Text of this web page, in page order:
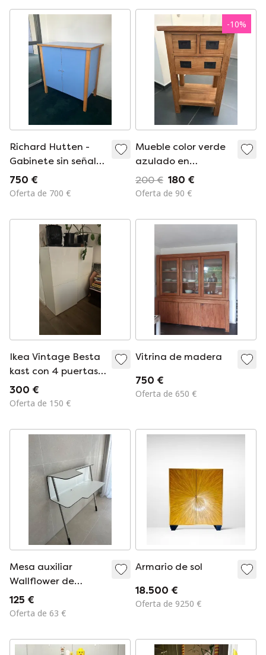
Mortex
Richard Hutten -
Gabinete sin señales
de diseño
750 €
Oferta de 700 €
-10%
Mueble color verde
azulado en
perfecto estado
200 € 180 €
Oferta de 90 €
Ikea Vintage Besta
kast con 4 puertas
abiertas
300 €
Oferta de 150 €
Vitrina de madera
750 €
Oferta de 650 €
Mesa auxiliar
Wallflower de
Markus Honka
125 €
Oferta de 63 €
Armario de sol
18.500 €
Oferta de 9250 €